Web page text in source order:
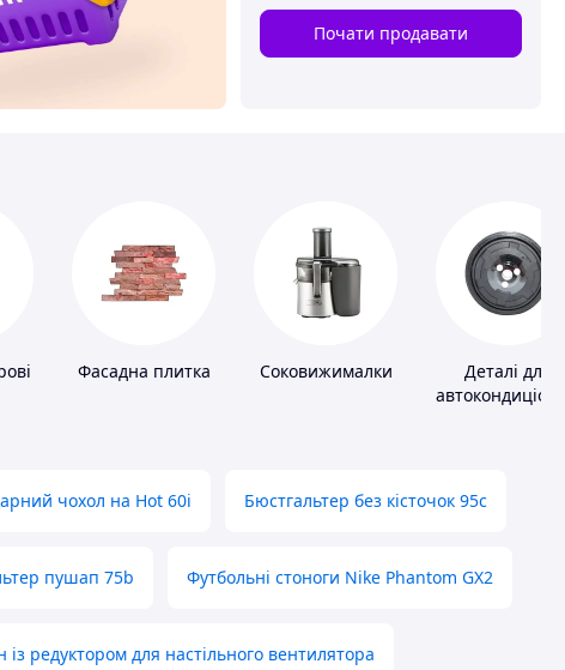
Почати продавати
Фасадна плитка Соковижималки
Деталі для
чохол на Hot 60i Бюстгальтер без кісточок 95с
пушап 75b Футбольні стоноги Nike Phantom GX2
із редуктором для настільного вентилятора